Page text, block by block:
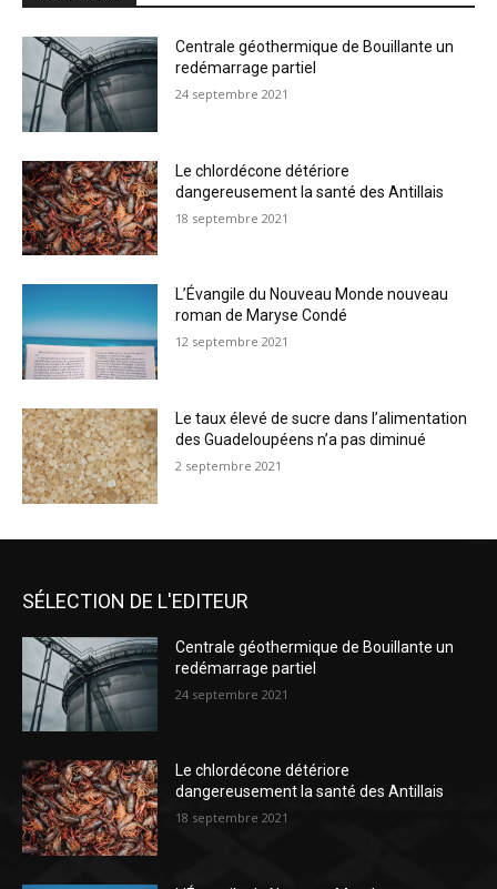
Centrale géothermique de Bouillante un
redémarrage partiel
24 septembre 2021
Le chlordécone détériore
dangereusement la santé des Antillais
18 septembre 2021
L’Évangile du Nouveau Monde nouveau
roman de Maryse Condé
12 septembre 2021
Le taux élevé de sucre dans l’alimentation
des Guadeloupéens n’a pas diminué
2 septembre 2021
SÉLECTION DE L'EDITEUR
Centrale géothermique de Bouillante un
redémarrage partiel
24 septembre 2021
Le chlordécone détériore
dangereusement la santé des Antillais
18 septembre 2021